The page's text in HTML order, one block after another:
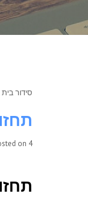
סידור בית
on 4 בנובמבר 2014